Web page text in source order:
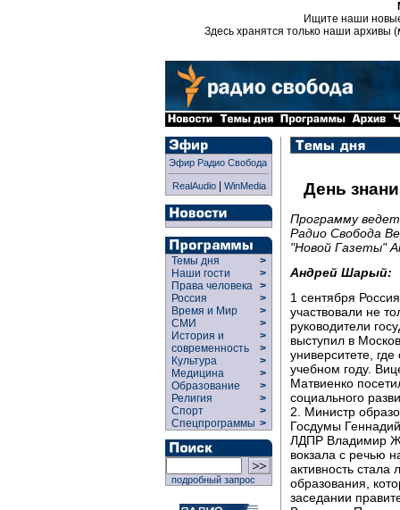
Ищите наши
Здесь хранятся только наши архивы
Эфир Радио Свобода
RealAudio| WinMedia
Темы дня
>
Наши гости
>
Права человека >
Россия
>
Время и Мир
>
СМИ
>
История и
современность
>
>
Культура
>
Медицина
>
Образование
>
Религия
>
Спорт
>
Спецпрограммы >
подробный запрос
День
Программу
Радио Свобода
"Новой Газеты"
Андрей Шарый:
1 сентября
участвовали не
руководители
выступил в
университете,
учебном году.
Матвиенко
социального
2. Министр
Госдумы
ЛДПР Владимир
вокзала с речью
активность
образования,
заседании